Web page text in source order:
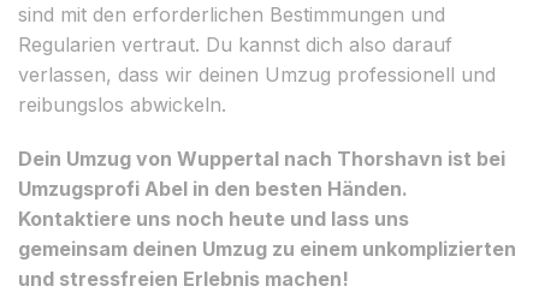
sind mit den erforderlichen Bestimmungen und
Regularien vertraut. Du kannst dich also darauf
verlassen, dass wir deinen Umzug professionell und
reibungslos abwickeln.
Dein Umzug von Wuppertal nach Thorshavn ist bei
Umzugsprofi Abel in den besten Händen.
Kontaktiere uns noch heute und lass uns
gemeinsam deinen Umzug zu einem unkomplizierten
und stressfreien Erlebnis machen!